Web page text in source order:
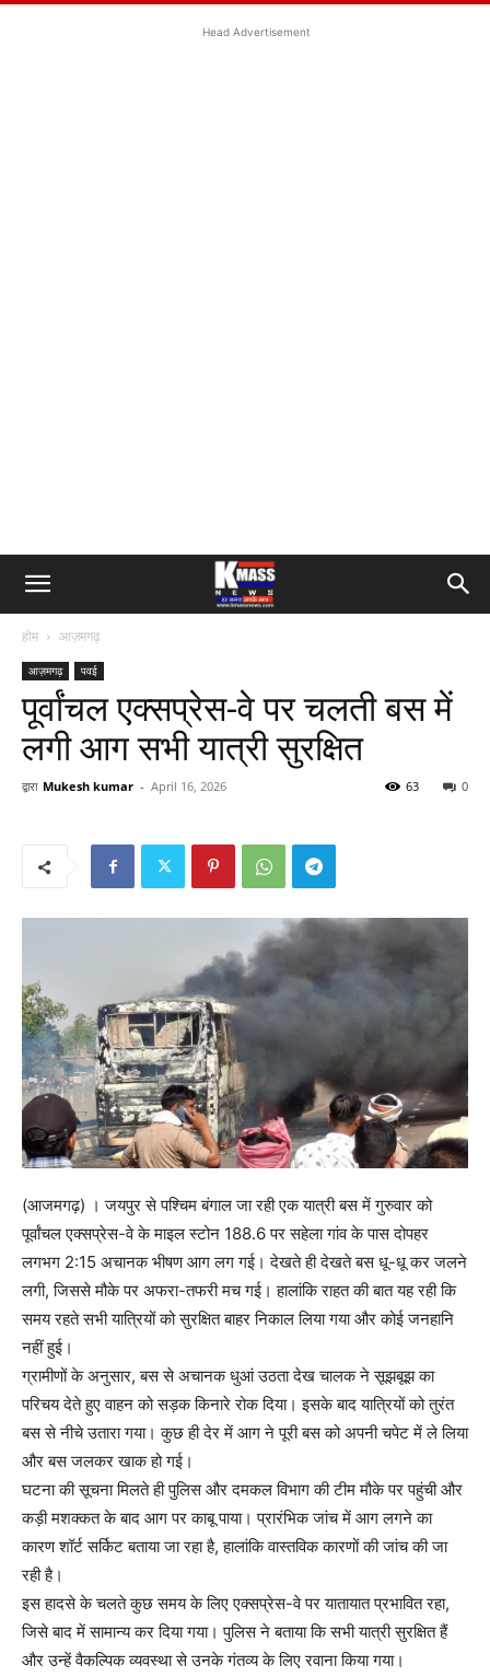
Head Advertisement
होम आज़मगढ़
आज़मगढ़ पवई
पूर्वांचल एक्सप्रेस-वे पर चलती बस में
लगी आग सभी यात्री सुरक्षित
द्वारा Mukesh kumar - April 16, 2026 0
63
(आजमगढ़) । जयपुर से पश्चिम बंगाल जा रही एक यात्री बस में गुरुवार को
पूर्वांचल एक्सप्रेस-वे के माइल स्टोन 188.6 पर सहेला गांव के पास दोपहर
लगभग 2:15 अचानक भीषण आग लग गई। देखते ही देखते बस धू-धू कर जलने
लगी, जिससे मौके पर अफरा-तफरी मच गई। हालांकि राहत की बात यह रही कि
समय रहते सभी यात्रियों को सुरक्षित बाहर निकाल लिया गया और कोई जनहानि
नहीं हुई।
ग्रामीणों के अनुसार, बस से अचानक धुआं उठता देख चालक ने सूझबूझ का
परिचय देते हुए वाहन को सड़क किनारे रोक दिया। इसके बाद यात्रियों को तुरंत
बस से नीचे उतारा गया। कुछ ही देर में आग ने पूरी बस को अपनी चपेट में ले लिया
और बस जलकर खाक हो गई।
घटना की सूचना मिलते ही पुलिस और दमकल विभाग की टीम मौके पर पहुंची और
कड़ी मशक्कत के बाद आग पर काबू पाया। प्रारंभिक जांच में आग लगने का
कारण शॉर्ट सर्किट बताया जा रहा है, हालांकि वास्तविक कारणों की जांच की जा
रही है।
इस हादसे के चलते कुछ समय के लिए एक्सप्रेस-वे पर यातायात प्रभावित रहा,
जिसे बाद में सामान्य कर दिया गया। पुलिस ने बताया कि सभी यात्री सुरक्षित हैं
और उन्हें वैकल्पिक व्यवस्था से उनके गंतव्य के लिए रवाना किया गया।